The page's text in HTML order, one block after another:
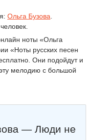
Ольга Бузова
ноты «Ольга
«Ноты русских песен
Они подойдут и
мелодию с большой
— Люди не